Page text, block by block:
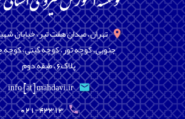
تهران، میدان هفت تیر، خیابان
جنوبی، کوچه تور، کوچه گیتی،
پلاک6، طبقه دوم
info [at] mahdavi.ir
021-43313